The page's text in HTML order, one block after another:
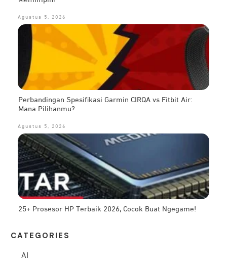
Agustus 5, 2026
Perbandingan Spesifikasi Garmin CIRQA vs Fitbit Air:
Mana Pilihanmu?
Agustus 5, 2026
25+ Prosesor HP Terbaik 2026, Cocok Buat Ngegame!
CATEG ORIES
AI